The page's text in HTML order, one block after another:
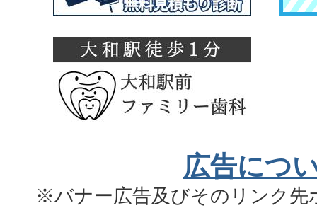
広告につ
※バナー広告及びそのリンク先